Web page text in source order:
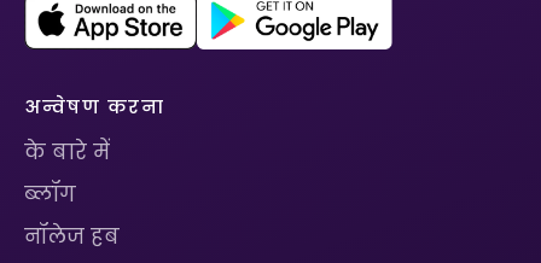
अन्वेषण करना
के बारे में
ब्लॉग
नॉलेज हब